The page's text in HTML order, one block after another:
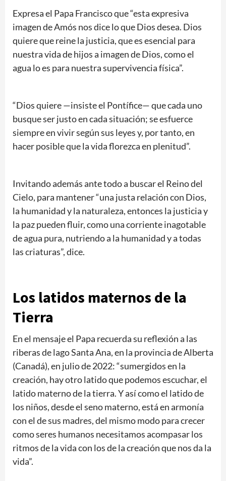
Expresa el Papa Francisco que “esta expresiva
imagen de Amós nos dice lo que Dios desea. Dios
quiere que reine la justicia, que es esencial para
nuestra vida de hijos a imagen de Dios, como el
agua lo es para nuestra supervivencia física”.
“Dios quiere —insiste el Pontífice— que cada uno
busque ser justo en cada situación; se esfuerce
siempre en vivir según sus leyes y, por tanto, en
hacer posible que la vida florezca en plenitud”.
Invitando además ante todo a buscar el Reino del
Cielo, para mantener “una justa relación con Dios,
la humanidad y la naturaleza, entonces la justicia y
la paz pueden fluir, como una corriente inagotable
de agua pura, nutriendo a la humanidad y a todas
las criaturas”, dice.
Los latidos maternos de la
Tierra
En el mensaje el Papa recuerda su reflexión a las
riberas de lago Santa Ana, en la provincia de Alberta
(Canadá), en julio de 2022: “sumergidos en la
creación, hay otro latido que podemos escuchar, el
latido materno de la tierra. Y así como el latido de
los niños, desde el seno materno, está en armonía
con el de sus madres, del mismo modo para crecer
como seres humanos necesitamos acompasar los
ritmos de la vida con los de la creación que nos da la
vida”.